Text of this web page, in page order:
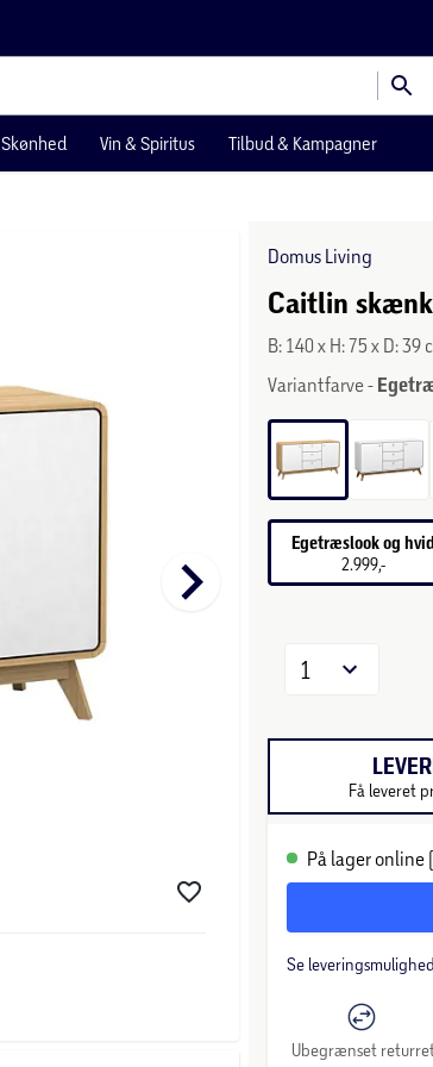
Skønhed Vin & Spiritus Tilbud & Kampagner
keyboard_arrow_right
Domus Living
Caitlin
B: 140 x H: 75 x D: 39
Variantfarve -
Egetræslook og
2.999,-
1
Få leveret
På lager online
Se
Ubegrænset